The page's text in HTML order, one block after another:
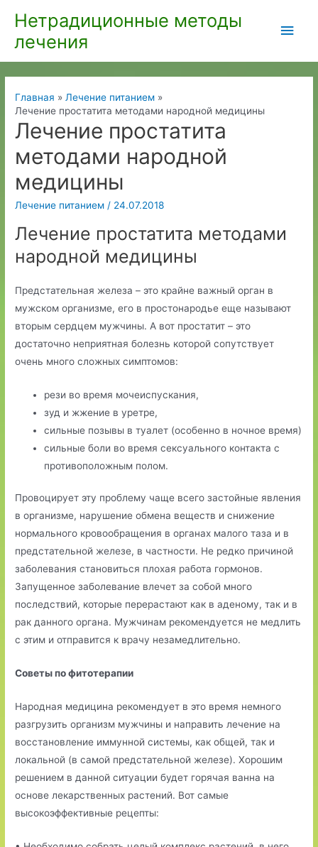
содержимому
Нетрадиционные методы
лечения
Главная
Лечение питанием
Лечение простатита методами народной медицины
Лечение простатита
методами народной
медицины
Лечение питанием / 24.07.2018
Лечение простатита методами
народной медицины
Предстательная железа – это крайне важный орган в
мужском организме, его в простонародье еще называют
вторым сердцем мужчины. А вот простатит – это
достаточно неприятная болезнь которой сопутствует
очень много сложных симптомов:
рези во время мочеиспускания,
зуд и жжение в уретре,
сильные позывы в туалет (особенно в ночное время)
сильные боли во время сексуального контакта с
противоположным полом.
Провоцирует эту проблему чаще всего застойные явления
в организме, нарушение обмена веществ и снижение
нормального кровообращения в органах малого таза и в
предстательной железе, в частности. Не редко причиной
заболевания становиться плохая работа гормонов.
Запущенное заболевание влечет за собой много
последствий, которые перерастают как в аденому, так и в
рак данного органа. Мужчинам рекомендуется не медлить
с этим и отправится к врачу незамедлительно.
Советы по фитотерапии
Народная медицина рекомендует в это время немного
разгрузить организм мужчины и направить лечение на
восстановление иммунной системы, как общей, так и
локальной (в самой предстательной железе). Хорошим
решением в данной ситуации будет горячая ванна на
основе лекарственных растений. Вот самые
высокоэффективные рецепты: